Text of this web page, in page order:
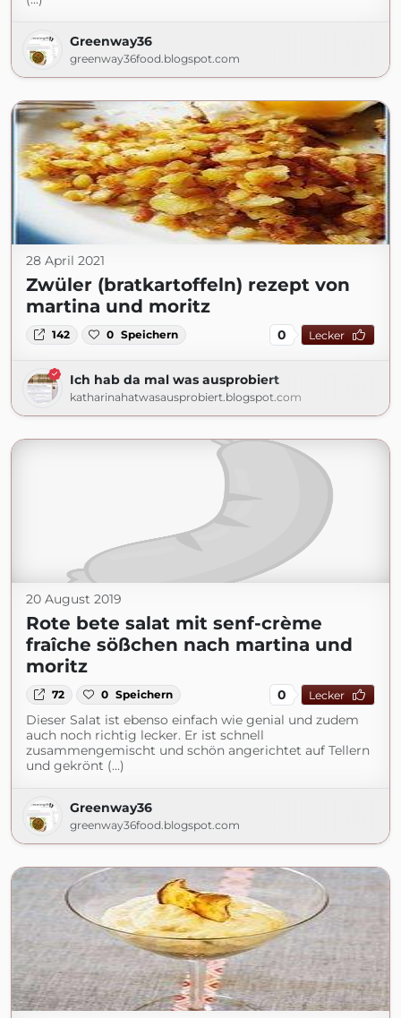
Greenway36
greenway36food.blogspot.com
28 April 2021
Zwüler (bratkartoffeln) rezept von
martina und moritz
142 0 Speichern 0 Lecker
Ich hab da mal was ausprobiert
katharinahatwasausprobiert.blogspot.com
20 August 2019
Rote bete salat mit senf-crème
fraîche sößchen nach martina und
moritz
72 0 Speichern 0 Lecker
Dieser Salat ist ebenso einfach wie genial und zudem
auch noch richtig lecker. Er ist schnell
zusammengemischt und schön angerichtet auf Tellern
und gekrönt (...)
Greenway36
greenway36food.blogspot.com